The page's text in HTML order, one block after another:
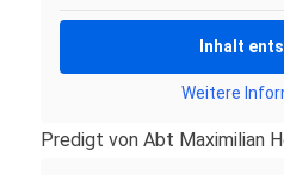
Inhalt
Weitere
Predigt von Abt Maximilian